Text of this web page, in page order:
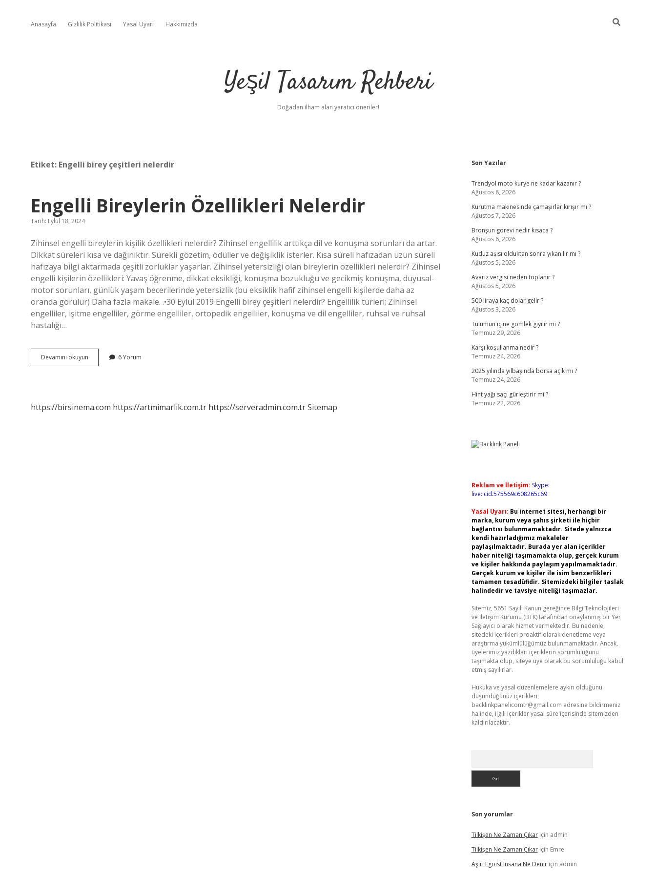
Anasayfa Gizlilik Politikası Yasal Uyarı Hakkımızda
Yeşil Tasarım Rehberi
Doğadan ilham alan yaratıcı öneriler!
Etiket: Engelli birey çeşitleri nelerdir
Engelli Bireylerin Özellikleri Nelerdir
Tarih: Eylül 18, 2024
Zihinsel engelli bireylerin kişilik özellikleri nelerdir? Zihinsel engellilik arttıkça dil ve konuşma sorunları da artar.
Dikkat süreleri kısa ve dağınıktır. Sürekli gözetim, ödüller ve değişiklik isterler. Kısa süreli hafızadan uzun süreli
hafızaya bilgi aktarmada çeşitli zorluklar yaşarlar. Zihinsel yetersizliği olan bireylerin özellikleri nelerdir? Zihinsel
engelli kişilerin özellikleri: Yavaş öğrenme, dikkat eksikliği, konuşma bozukluğu ve gecikmiş konuşma, duyusal-
motor sorunları, günlük yaşam becerilerinde yetersizlik (bu eksiklik hafif zihinsel engelli kişilerde daha az
oranda görülür) Daha fazla makale. .•30 Eylül 2019 Engelli birey çeşitleri nelerdir? Engellilik türleri; Zihinsel
engelliler, işitme engelliler, görme engelliler, ortopedik engelliler, konuşma ve dil engelliler, ruhsal ve ruhsal
hastalığı…
Devamını okuyun
Bireylerin
6 Yorum
https://birsinema.com https://artmimarlik.com.tr https://serveradmin.com.trSitemap
Sidebar
Son Yazılar
Trendyol moto kurye ne kadar kazanır ?
Ağustos 8, 2026
Kurutma makinesinde çamaşırlar kırışır mı ?
Ağustos 7, 2026
Bronşun görevi nedir kısaca ?
Ağustos 6, 2026
Kuduz aşısı olduktan sonra yıkanılır mı ?
Ağustos 5, 2026
Avarız vergisi neden toplanır ?
Ağustos 5, 2026
500 liraya kaç dolar gelir ?
Ağustos 3, 2026
Tulumun içine gömlek giyilir mi ?
Temmuz 29, 2026
Karşı koşullanma nedir ?
Temmuz 24, 2026
2025 yılında yılbaşında borsa açık mı ?
Temmuz 24, 2026
Hint yağı saçı gürleştirir mi ?
Temmuz 22, 2026
Reklam ve İletişim: Skype:
live:.cid.575569c608265c69
Yasal Uyarı: Bu internet sitesi, herhangi bir
marka, kurum veya şahıs şirketi ile hiçbir
bağlantısı bulunmamaktadır. Sitede yalnızca
kendi hazırladığımız makaleler
paylaşılmaktadır. Burada yer alan içerikler
haber niteliği taşımamakta olup, gerçek kurum
ve kişiler hakkında paylaşım yapılmamaktadır.
Gerçek kurum ve kişiler ile isim benzerlikleri
tamamen tesadüfidir. Sitemizdeki bilgiler taslak
halindedir ve tavsiye niteliği taşımazlar.
Sitemiz, 5651 Sayılı Kanun gereğince Bilgi Teknolojileri
ve İletişim Kurumu (BTK) tarafından onaylanmış bir Yer
Sağlayıcı olarak hizmet vermektedir. Bu nedenle,
sitedeki içerikleri proaktif olarak denetleme veya
araştırma yükümlülüğümüz bulunmamaktadır. Ancak,
üyelerimiz yazdıkları içeriklerin sorumluluğunu
taşımakta olup, siteye üye olarak bu sorumluluğu kabul
etmiş sayılırlar.
Hukuka ve yasal düzenlemelere aykırı olduğunu
düşündüğünüz içerikleri,
backlinkpanelicomtr@gmail.com adresine bildirmeniz
halinde, ilgili içerikler yasal süre içerisinde sitemizden
kaldırılacaktır.
Son yorumlar
Tilkişen Ne Zaman Çıkariçin admin
Tilkişen Ne Zaman Çıkariçin Emre
Aşırı Egoist Insana Ne Deniriçin admin